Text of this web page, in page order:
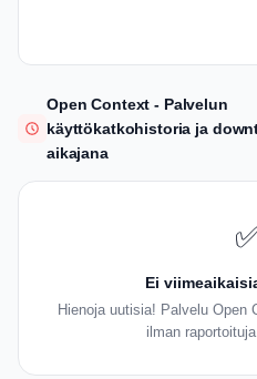
Open Context - Palvelun
käyttökatkohistoria ja
aikajana
Ei
Hienoja uutisia! Palvelu Open
ilman